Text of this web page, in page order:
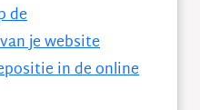
de
je website
in de online